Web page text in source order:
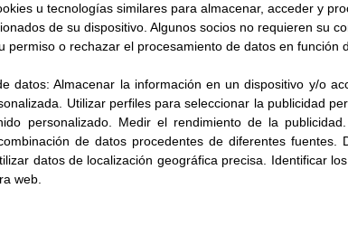
u tecnologías similares para almacenar, acceder y
de su dispositivo. Algunos socios no requieren su
o rechazar el procesamiento de datos en función
datos:Almacenar la información en un dispositivo y/o
Utilizar perfiles para seleccionar la publicidad
personalizado. Medir el rendimiento de la publicidad
de datos procedentes de diferentes fuentes.
datos de localización geográfica precisa
Identificar
web.